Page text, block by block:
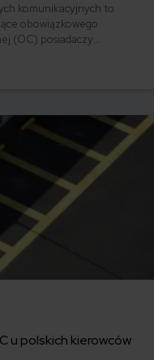
komunikacyjnych to
obowiązkowego
(OC) posiadaczy
ubezpieczenia? Jakie
u polskich kierowców